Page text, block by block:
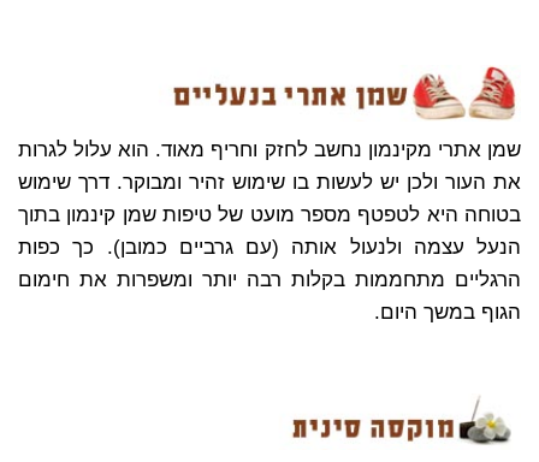
שמן אתרי מקינמון נחשב לחזק וחריף מאוד. הוא עלול לגרות
את העור ולכן יש לעשות בו שימוש זהיר ומבוקר. דרך שימוש
בטוחה היא לטפטף מספר מועט של טיפות שמן קינמון בתוך
הנעל עצמה ולנעול אותה (עם גרביים כמובן). כך כפות
הרגליים מתחממות בקלות רבה יותר ומשפרות את חימום
הגוף במשך היום.